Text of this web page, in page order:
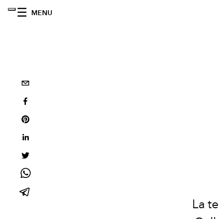
MENU
La